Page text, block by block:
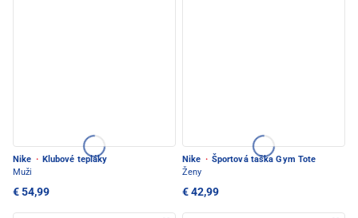
Nike · Klubové tepláky
Muži
€ 54,99
Nike · Športová taška Gym Tote
Ženy
€ 42,99